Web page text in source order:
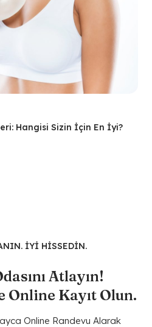
Hangisi Sizin İçin En İyi?
İYİ HİSSEDİN.
Atlayın!
Online Kayıt Olun.
Online Randevu Alarak